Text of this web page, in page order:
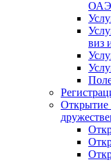
ОАЭ
виз
Открытие